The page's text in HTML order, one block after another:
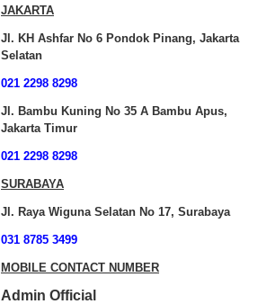
JAKARTA
Jl. KH Ashfar No 6 Pondok Pinang, Jakarta
Selatan
021 2298 8298
Jl. Bambu Kuning No 35 A Bambu Apus,
Jakarta Timur
021 2298 8298
SURABAYA
Jl. Raya Wiguna Selatan No 17, Surabaya
031 8785 3499
MOBILE CONTACT NUMBER
Admin Official